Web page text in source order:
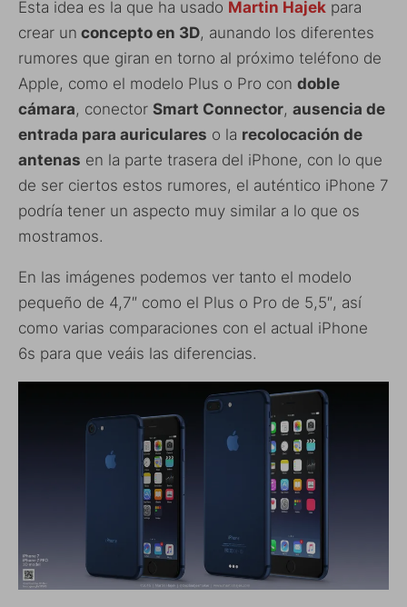
Esta idea es la que ha usado Martin Hajek para
crear un concepto en 3D, aunando los diferentes
rumores que giran en torno al próximo teléfono de
Apple, como el modelo Plus o Pro con doble
cámara, conector Smart Connector, ausencia de
entrada para auriculares o la recolocación de
antenas en la parte trasera del iPhone, con lo que
de ser ciertos estos rumores, el auténtico iPhone 7
podría tener un aspecto muy similar a lo que os
mostramos.
En las imágenes podemos ver tanto el modelo
pequeño de 4,7″ como el Plus o Pro de 5,5″, así
como varias comparaciones con el actual iPhone
6s para que veáis las diferencias.